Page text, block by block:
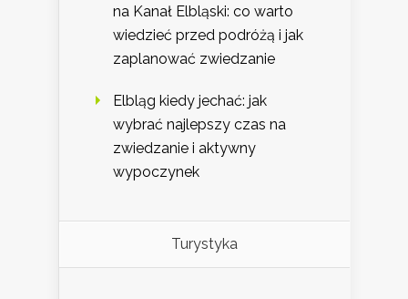
na Kanał Elbląski: co warto
wiedzieć przed podróżą i jak
zaplanować zwiedzanie
Elbląg kiedy jechać: jak
wybrać najlepszy czas na
zwiedzanie i aktywny
wypoczynek
Turystyka